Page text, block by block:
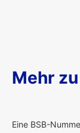
Mehr
Eine BSB-